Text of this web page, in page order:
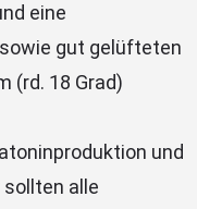
eine
gut gelüfteten
(rd. 18 Grad)
und
sollten alle